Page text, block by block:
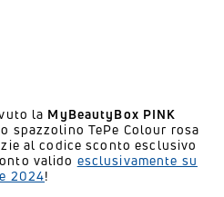
la MyBeautyBox PINK
spazzolino TePe Colour rosa
al codice sconto esclusivo
valido esclusivamente su
2024!